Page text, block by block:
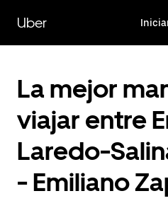
contenido
principal
Uber
La mejor
viajar entre
Laredo-
- Emiliano